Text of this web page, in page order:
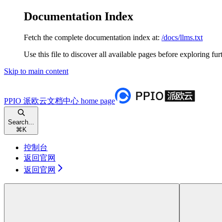
Documentation Index
Fetch the complete documentation index at: /docs/llms.txt
Use this file to discover all available pages before exploring
Skip to main content
PPIO 派欧云文档中心 home page
Search...
⌘ K
控制台
返回官网
返回官网